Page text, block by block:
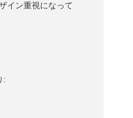
イン重視になって
: